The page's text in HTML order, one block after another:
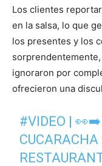
Los clientes
en la salsa, lo que
los presentes y los
ignoraron por
ofrecieron una
#VIDEO | 👀➡️